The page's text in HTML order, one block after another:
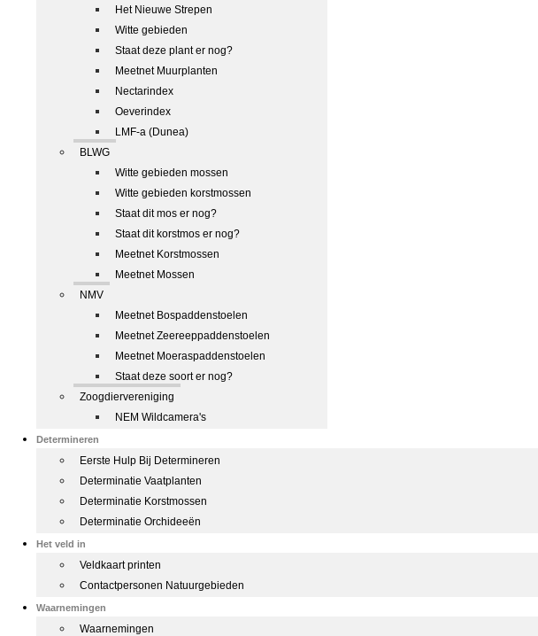
Het Nieuwe Strepen
Witte gebieden
Staat deze plant er nog?
Meetnet Muurplanten
Nectarindex
Oeverindex
LMF-a (Dunea)
BLWG
Witte gebieden mossen
Witte gebieden korstmossen
Staat dit mos er nog?
Staat dit korstmos er nog?
Meetnet Korstmossen
Meetnet Mossen
NMV
Meetnet Bospaddenstoelen
Meetnet Zeereeppaddenstoelen
Meetnet Moeraspaddenstoelen
Staat deze soort er nog?
Zoogdiervereniging
NEM Wildcamera's
Determineren
Eerste Hulp Bij Determineren
Determinatie Vaatplanten
Determinatie Korstmossen
Determinatie Orchideeën
Het veld in
Veldkaart printen
Contactpersonen Natuurgebieden
Waarnemingen
Waarnemingen